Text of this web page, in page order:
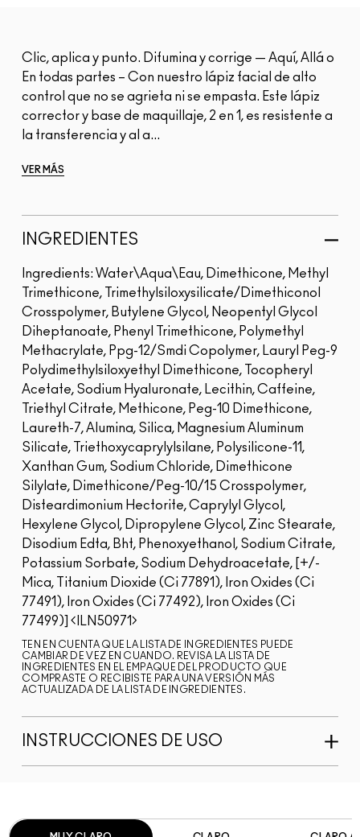
Clic, aplica y punto. Difumina y corrige — Aquí, Allá o
En todas partes – Con nuestro lápiz facial de alto
control que no se agrieta ni se empasta. Este lápiz
corrector y base de maquillaje, 2 en 1, es resistente a
la transferencia y al a...
VER MÁS
INGREDIENTES
Ingredients: Water\Aqua\Eau, Dimethicone, Methyl
Trimethicone, Trimethylsiloxysilicate/Dimethiconol
Crosspolymer, Butylene Glycol, Neopentyl Glycol
Diheptanoate, Phenyl Trimethicone, Polymethyl
Methacrylate, Ppg-12/Smdi Copolymer, Lauryl Peg-9
Polydimethylsiloxyethyl Dimethicone, Tocopheryl
Acetate, Sodium Hyaluronate, Lecithin, Caffeine,
Triethyl Citrate, Methicone, Peg-10 Dimethicone,
Laureth-7, Alumina, Silica, Magnesium Aluminum
Silicate, Triethoxycaprylylsilane, Polysilicone-11,
Xanthan Gum, Sodium Chloride, Dimethicone
Silylate, Dimethicone/Peg-10/15 Crosspolymer,
Disteardimonium Hectorite, Caprylyl Glycol,
Hexylene Glycol, Dipropylene Glycol, Zinc Stearate,
Disodium Edta, Bht, Phenoxyethanol, Sodium Citrate,
Potassium Sorbate, Sodium Dehydroacetate, [+/-
Mica, Titanium Dioxide (Ci 77891), Iron Oxides (Ci
77491), Iron Oxides (Ci 77492), Iron Oxides (Ci
77499)]
ILN50971
TEN EN CUENTA QUE LA LISTA DE INGREDIENTES PUEDE
CAMBIAR DE VEZ EN CUANDO. REVISA LA LISTA DE
INGREDIENTES EN EL EMPAQUE DEL PRODUCTO QUE
COMPRASTE O RECIBISTE PARA UNA VERSIÓN MÁS
ACTUALIZADA DE LA LISTA DE INGREDIENTES.
INSTRUCCIONES DE USO